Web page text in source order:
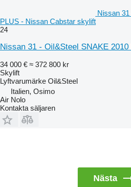
Nissan
PLUS - Nissan Cabstar skylift
24
Nissan 31 - Oil&Steel SNAKE
34 000 € ≈ 372 800 kr
Skylift
Lyftvarumärke Oil&Steel
Italien, Osimo
Air Nolo
Kontakta säljaren
Nästa